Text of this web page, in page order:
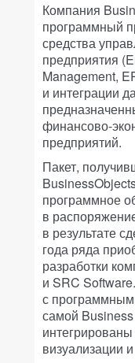
Компания
программный
средства
предприятия
Management,
и интеграции
финансово-
предприятий.
Пакет,
программное
в
в результате
года ряда
разработки
и SRC
с
самой
визуализации